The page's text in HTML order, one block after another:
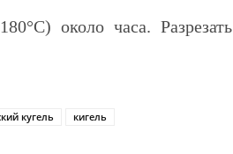
около часа. Разрезать
кугель
кигель